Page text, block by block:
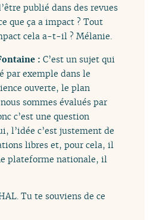
publié dans des revues
que ça a impact ? Tout
cela a-t-il ? Mélanie.
:C’est un sujet qui
par exemple dans le
ouverte, le plan
sommes évalués par
c’est une question
l’idée c’est justement de
libres et, pour cela, il
plateforme nationale, il
Tu te souviens de ce